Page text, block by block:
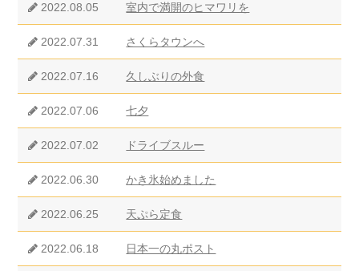
2022.08.05 室内で満開のヒマワリを
2022.07.31 さくらタウンへ
2022.07.16 久しぶりの外食
2022.07.06 七夕
2022.07.02 ドライブスルー
2022.06.30 かき氷始めました
2022.06.25 天ぷら定食
2022.06.18 日本一の丸ポスト